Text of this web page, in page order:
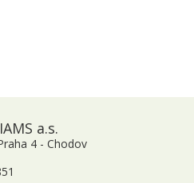
a.s.
4 - Chodov